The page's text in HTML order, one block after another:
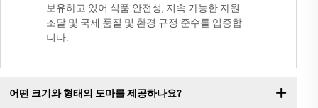
보유하고 있어 식품 안전성, 지속 가능한 자원
조달 및 국제 품질 및 환경 규정 준수를 입증합
니다.
어떤 크기와 형태의 도마를 제공하나요?